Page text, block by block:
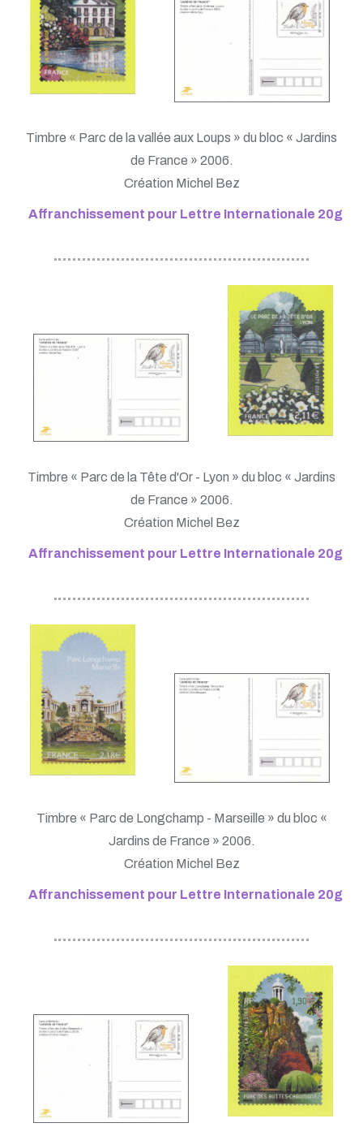
Timbre « Parc de la vallée aux Loups » du bloc « Jardins
de France » 2006.
Création Michel Bez
Affranchissement pour Lettre Internationale 20g
Timbre « Parc de la Tête d'Or - Lyon » du bloc « Jardins
de France » 2006.
Création Michel Bez
Affranchissement pour Lettre Internationale 20g
Timbre « Parc de Longchamp - Marseille » du bloc «
Jardins de France » 2006.
Création Michel Bez
Affranchissement pour Lettre Internationale 20g